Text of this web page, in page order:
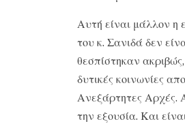
Αυτή είναι μάλλον η
του κ. Σανιδά δεν
θεσπίστηκαν
δυτικές κοινωνίες
Ανεξάρτητες Αρχές.
την εξουσία. Και